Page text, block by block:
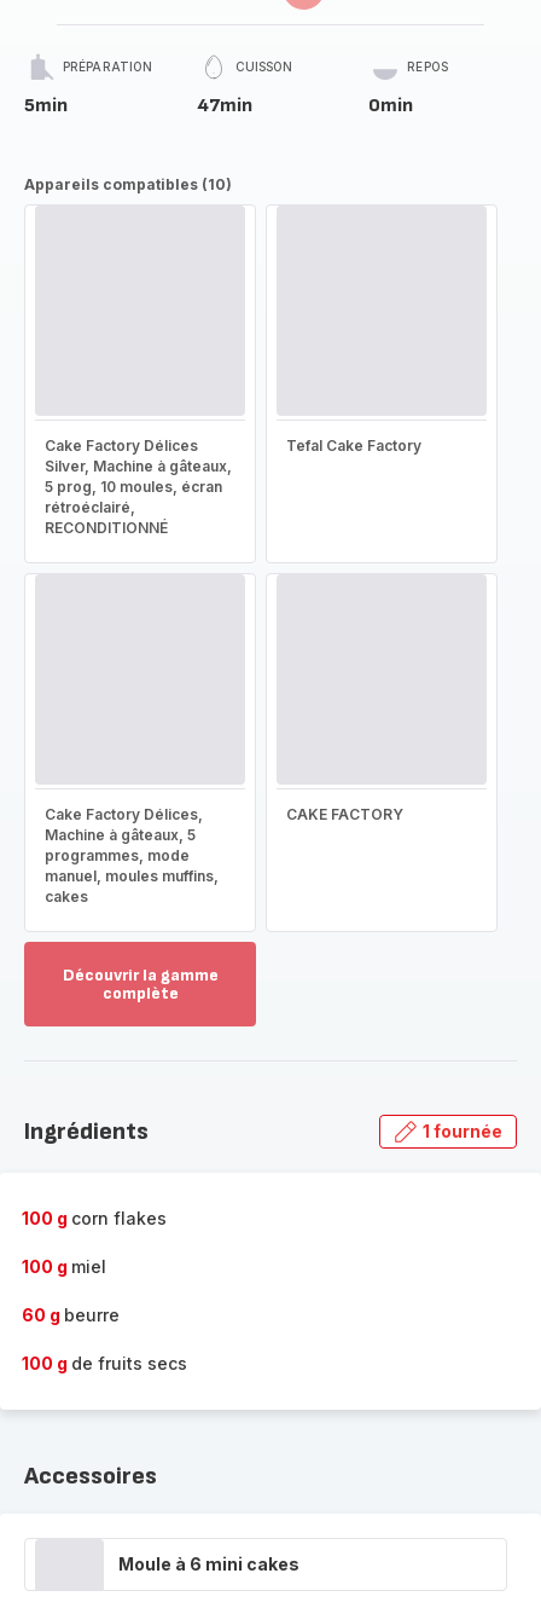
PRÉPARATION
5min
CUISSON
47min
REPOS
0min
Appareils compatibles (10)
Cake Factory Délices
Silver, Machine à gâteaux,
5 prog, 10 moules, écran
rétroéclairé,
RECONDITIONNÉ
Tefal Cake Factory
Cake Factory Délices,
Machine à gâteaux, 5
programmes, mode
manuel, moules muffins,
cakes
CAKE FACTORY
Découvrir la gamme
complète
gamme
Ingrédients 1 fournée
100 g corn flakes
100 g miel
60 g beurre
100 g de fruits secs
Accessoires
Moule à 6 mini cakes